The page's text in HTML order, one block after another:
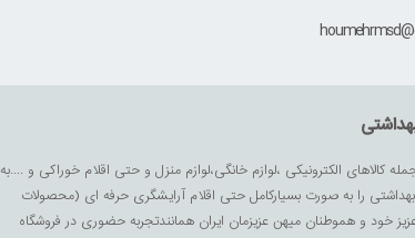
کالاهای الکترونیکی ،لوازم خانگی،لوازم منزل و حتی اقلام خوراکی و ....به
را به صورت بسیارکامل حتی اقلام آرایشگری حرفه ای (محصولات
خود و هموطنان میهن عزیزمان ایران همانندتجربه حضوری در فروشگاه